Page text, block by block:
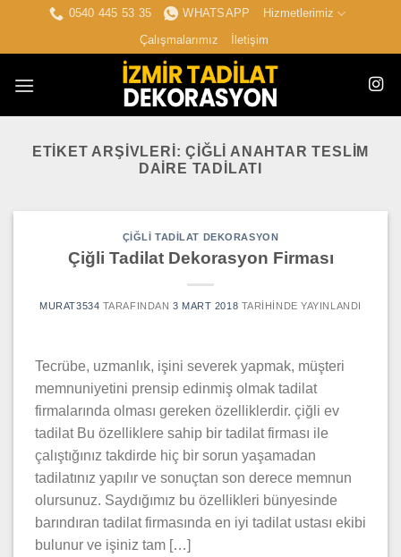
0540 445 53 35 WHATSAPP
Hizmetlerimiz
Çalışmalarımız
İletişim
ETIKET ARŞIVLERI:ÇIĞLI ANAHTAR TESLIM
DAIRE TADILATI
ÇIĞLI TADILAT DEKORASYON
Çiğli Tadilat Dekorasyon Firması
MURAT3534 TARAFINDAN 3 MART 2018 TARIHINDE YAYINLANDI
Tecrübe, uzmanlık, işini severek yapmak, müşteri
memnuniyetini prensip edinmiş olmak tadilat
firmalarında olması gereken özelliklerdir. çiğli ev
tadilat Bu özelliklere sahip bir tadilat firması ile
çalıştığınız takdirde hiç bir sorun yaşamadan
tadilatınız yapılır ve sonuçtan son derece memnun
olursunuz. Saydığımız bu özellikleri bünyesinde
barındıran tadilat firmasında en iyi tadilat ustası ekibi
bulunur ve işiniz tam […]